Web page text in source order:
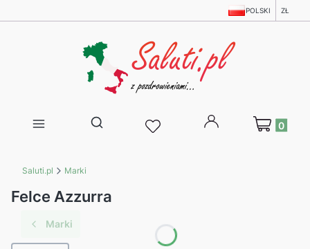
POLSKI ZŁ
Otwórz wyszukiwarkę
Produkty w
Saluti.pl Marki
Felce Azzurra
Marki